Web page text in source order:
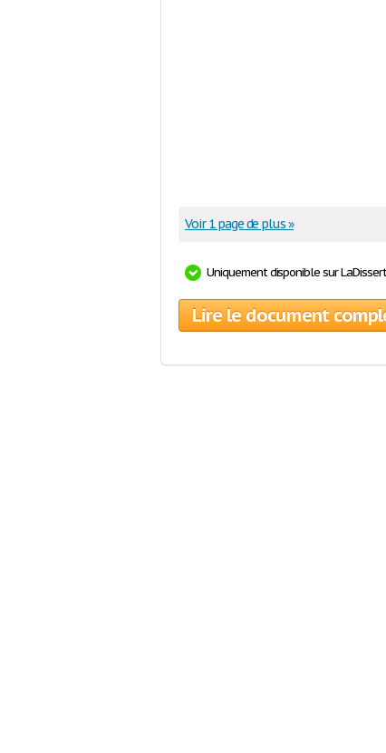
Voir 1 page de plus »
Uniquement disponible sur
Lire le document